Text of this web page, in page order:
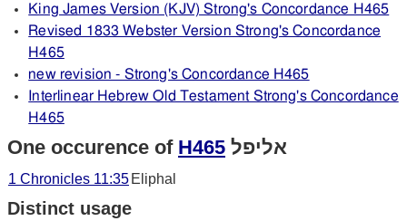
King James Version (KJV) Strong's Concordance H465
Revised 1833 Webster Version Strong's Concordance
H465
new revision - Strong's Concordance H465
Interlinear Hebrew Old Testament Strong's Concordance
H465
One occurence of H465 אליפל
1 Chronicles 11:35 Eliphal
Distinct usage